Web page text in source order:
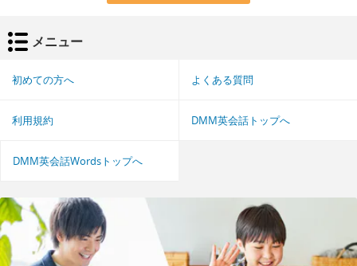
メニュー
初めての方へ よくある質問
利用規約 DMM英会話トップへ
DMM英会話Wordsトップへ